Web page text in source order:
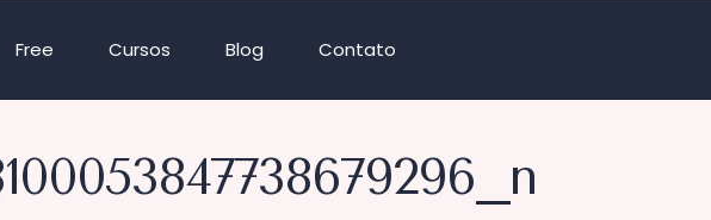
Free Cursos Blog Contato